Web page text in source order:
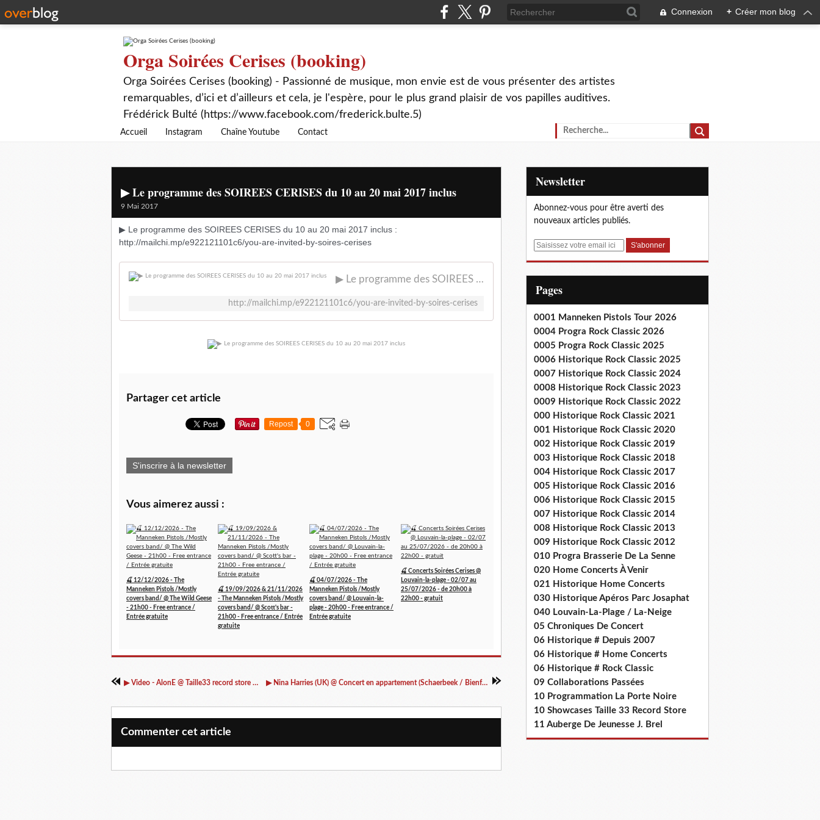
Connexion + Créer mon blog
Orga Soirées Cerises (booking)
Orga Soirées Cerises (booking) - Passionné de musique, mon envie est de vous présenter des artistes
remarquables, d’ici et d’ailleurs et cela, je l'espère, pour le plus grand plaisir de vos papilles auditives.
Frédérick Bulté (https://www.facebook.com/frederick.bulte.5)
Accueil Instagram Chaîne Youtube Contact
▶ Le programme des SOIREES CERISES du 10 au 20 mai 2017 inclus
9 Mai 2017
▶ Le programme des SOIREES CERISES du 10 au 20 mai 2017 inclus :
http://mailchi.mp/e922121101c6/you-are-invited-by-soires-cerises
▶ Le programme des SOIREES CERISES du 10 au 20 mai 2017 inclus
http://mailchi.mp/e922121101c6/you-are-invited-by-soires-cerises
Partager cet article
Repost 0
S'inscrire à la newsletter
Vous aimerez aussi :
🍒 12/12/2026 - The
Manneken Pistols /Mostly
covers band/ @ The Wild Geese
- 21h00 - Free entrance /
Entrée gratuite
🍒 19/09/2026 & 21/11/2026
- The Manneken Pistols /Mostly
covers band/ @ Scott's bar -
21h00 - Free entrance / Entrée
gratuite
🍒 04/07/2026 - The
Manneken Pistols /Mostly
covers band/ @ Louvain-la-
plage - 20h00 - Free entrance /
Entrée gratuite
🍒 Concerts Soirées Cerises @
Louvain-la-plage - 02/07 au
25/07/2026 - de 20h00 à
22h00 - gratuit
▶ Video - AlonE @ Taille33 record store - 06/05/2017 ▶ Nina Harries (UK) @ Concert en appartement (Schaerbeek / Bienfaiteurs) - 07/05/2017
Commenter cet article
Newsletter
Abonnez-vous pour être averti des
nouveaux articles publiés.
E
Pages
0001 Manneken Pistols Tour 2026
0004 Progra Rock Classic 2026
0005 Progra Rock Classic 2025
0006 Historique Rock Classic 2025
0007 Historique Rock Classic 2024
0008 Historique Rock Classic 2023
0009 Historique Rock Classic 2022
000 Historique Rock Classic 2021
001 Historique Rock Classic 2020
002 Historique Rock Classic 2019
003 Historique Rock Classic 2018
004 Historique Rock Classic 2017
005 Historique Rock Classic 2016
006 Historique Rock Classic 2015
007 Historique Rock Classic 2014
008 Historique Rock Classic 2013
009 Historique Rock Classic 2012
010 Progra Brasserie De La Senne
020 Home Concerts À Venir
021 Historique Home Concerts
030 Historique Apéros Parc Josaphat
040 Louvain-La-Plage / La-Neige
05 Chroniques De Concert
06 Historique # Depuis 2007
06 Historique # Home Concerts
06 Historique # Rock Classic
09 Collaborations Passées
10 Programmation La Porte Noire
10 Showcases Taille 33 Record Store
11 Auberge De Jeunesse J. Brel